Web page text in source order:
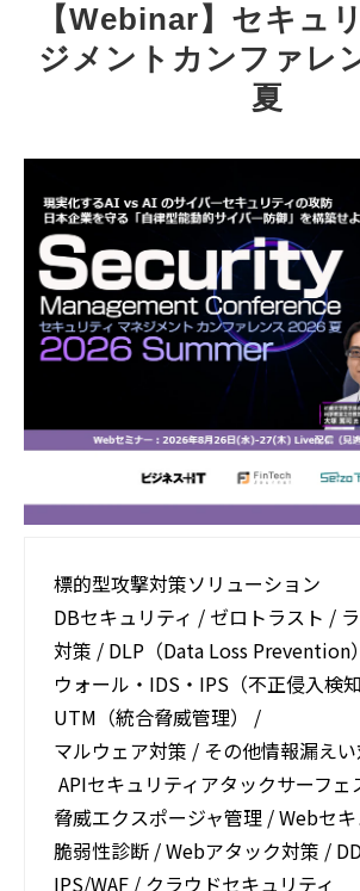
媒体資料ダウンロード
活用事例
ブログ
【Webinar】セキュ
ジメントカンファレ
夏
標的型攻撃対策ソリューション​
DBセキュリティ / ゼロトラスト ​/
対策 / DLP（Data Loss Prevention
ウォール・IDS・IPS​（不正侵入検
UTM（統合脅威管理） / ​
マルウェア対策 ​/ その他情報漏え
APIセキュリティアタックサーフェ
脅威エクスポージャ管理 / Webセ
脆弱性診断​ ​/ Webアタック対策​ ​/
IPS/WAF​​ ​/ クラウドセキュリティ